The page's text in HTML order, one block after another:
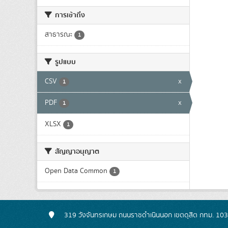
การเข้าถึง
สาธารณะ 1
รูปแบบ
CSV 1 x
PDF 1 x
XLSX 1
สัญญาอนุญาต
Open Data Common 1
319 วังจันทรเกษม ถนนราชดำเนินนอก เขตดุสิต กทม.